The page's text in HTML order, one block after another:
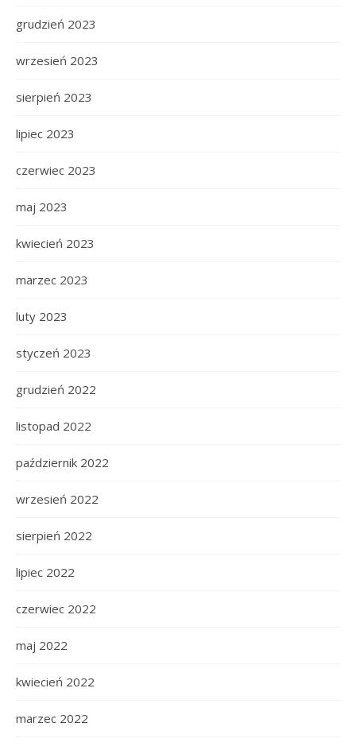
grudzień 2023
wrzesień 2023
sierpień 2023
lipiec 2023
czerwiec 2023
maj 2023
kwiecień 2023
marzec 2023
luty 2023
styczeń 2023
grudzień 2022
listopad 2022
październik 2022
wrzesień 2022
sierpień 2022
lipiec 2022
czerwiec 2022
maj 2022
kwiecień 2022
marzec 2022